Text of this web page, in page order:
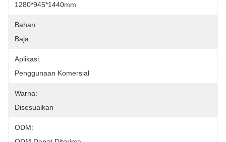
1280*945*1440mm
Bahan:
Baja
Aplikasi:
Penggunaan Komersial
Warna:
Disesuaikan
ODM: